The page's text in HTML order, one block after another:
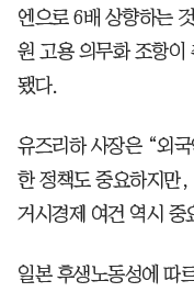
엔으로 6배 상향하는
원 고용 의무화 조항이
됐다.
유즈리하 사장은 “외
한 정책도 중요하지만,
거시경제 여건 역시 중
일본 후생노동성에 따